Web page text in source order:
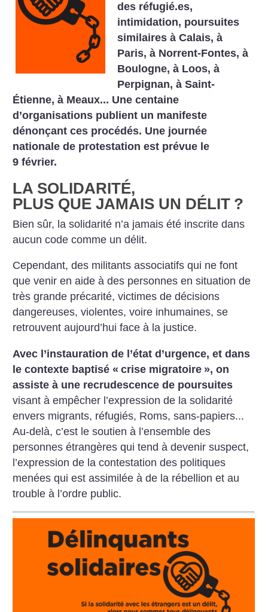
des réfugié.es,
intimidation, poursuites
similaires à Calais, à
Paris, à Norrent-Fontes, à
Boulogne, à Loos, à
Perpignan, à Saint-
Étienne, à Meaux... Une centaine
d’organisations publient un manifeste
dénonçant ces procédés. Une journée
nationale de protestation est prévue le
9 février.
LA SOLIDARITÉ,
PLUS QUE JAMAIS UN DÉLIT ?
Bien sûr, la solidarité n’a jamais été inscrite dans
aucun code comme un délit.
Cependant, des militants associatifs qui ne font
que venir en aide à des personnes en situation de
très grande précarité, victimes de décisions
dangereuses, violentes, voire inhumaines, se
retrouvent aujourd’hui face à la justice.
Avec l’instauration de l’état d’urgence, et dans
le contexte baptisé « crise migratoire », on
assiste à une recrudescence de poursuites
visant à empêcher l’expression de la solidarité
envers migrants, réfugiés, Roms, sans-papiers...
Au-delà, c’est le soutien à l’ensemble des
personnes étrangères qui tend à devenir suspect,
l’expression de la contestation des politiques
menées qui est assimilée à de la rébellion et au
trouble à l’ordre public.